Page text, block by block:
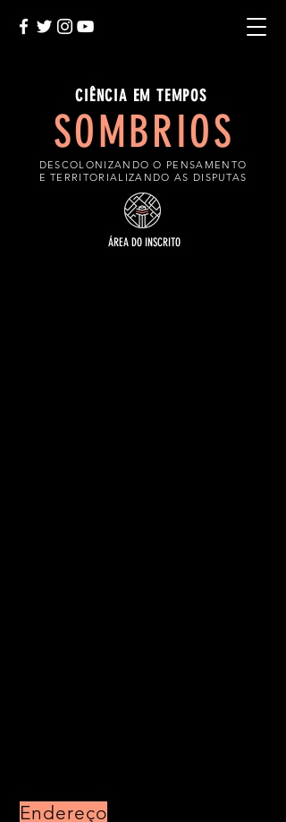
CIÊNCIA EM TEMPOS
SOMBRIOS
DESCOLONIZANDO O PENSAMENTO
E TERRITORIALIZANDO AS DISPUTAS
ÁREA DO INSCRITO
Endereço